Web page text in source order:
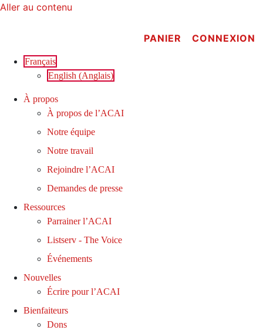
Aller au contenu
PANIER CONNEXION
Français
English (Anglais)
À propos
À propos de l’ACAI
Notre équipe
Notre travail
Rejoindre l’ACAI
Demandes de presse
Ressources
Parrainer l’ACAI
Listserv - The Voice
Événements
Nouvelles
Écrire pour l’ACAI
Bienfaiteurs
Dons